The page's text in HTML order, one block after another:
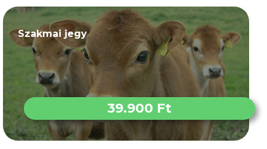
Szakmai jegy
39.900 Ft